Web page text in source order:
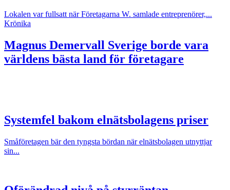
Lokalen var fullsatt när Företagarna W. samlade entreprenörer,...
Krönika
Magnus Demervall Sverige borde vara
världens bästa land för företagare
Systemfel bakom elnätsbolagens priser
Småföretagen bär den tyngsta bördan när elnätsbolagen utnyttjar
sin...